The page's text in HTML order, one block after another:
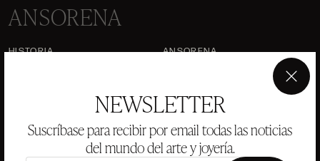
NEWSLETTER
Suscríbase para recibir por email todas las noticias
del mundo del arte y joyería.
×
ANSORENA
HISTORIA
ANSORENA
GALERÍA
PREGUNTAS FRECUENTES